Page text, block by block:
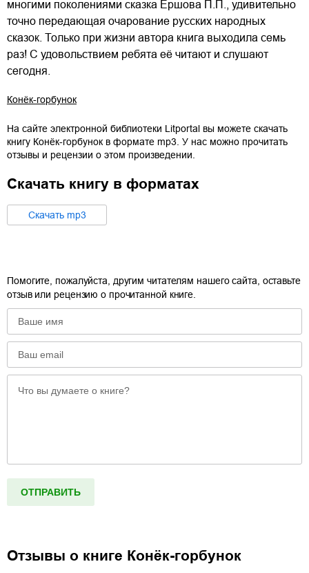
многими поколениями сказка Ершова П.П., удивительно
точно передающая очарование русских народных
сказок. Только при жизни автора книга выходила семь
раз! С удовольствием ребята её читают и слушают
сегодня.
Конёк-горбунок
На сайте электронной библиотеки Litportal вы можете скачать
книгу Конёк-горбунок в формате mp3 . У нас можно прочитать
отзывы и рецензии о этом произведении.
Скачать книгу в форматах
Cкачать mp3
Помогите, пожалуйста, другим читателям нашего сайта, оставьте
отзыв или рецензию о прочитанной книге.
Отзывы о книге Конёк-горбунок